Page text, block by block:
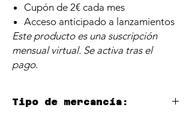
Cupón de 2€ cada mes
Acceso anticipado a lanzamientos
Este producto es una suscripción
mensual virtual. Se activa tras el
pago.
Tipo de mercancía: